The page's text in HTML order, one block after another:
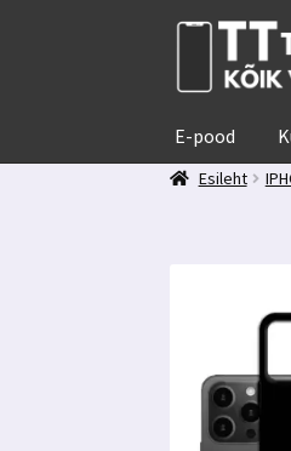
Liigu
Liigu
juurde
E-pood
Esileht